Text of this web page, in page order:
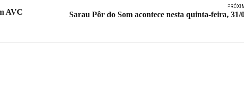
AVC
Sarau Pôr do Som acontece nesta quinta-feira, 31/